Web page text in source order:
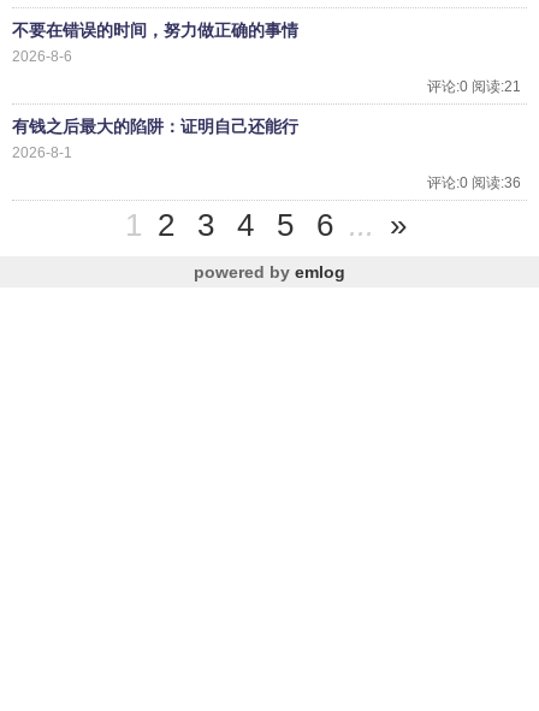
不要在错误的时间，努力做正确的事情
2026-8-6
评论:0 阅读:21
有钱之后最大的陷阱：证明自己还能行
2026-8-1
评论:0 阅读:36
1 2 3 4 5 6 ... »
powered by emlog